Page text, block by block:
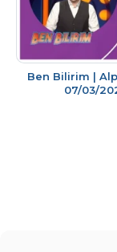
Ben Bilirim |
07/03/